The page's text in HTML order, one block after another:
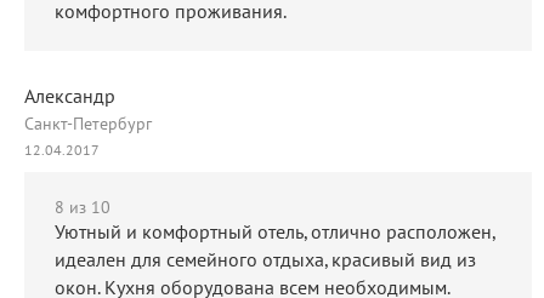
комфортного проживания.
Александр
Санкт-Петербург
12.04.2017
8 из 10
Уютный и комфортный отель, отлично расположен,
идеален для семейного отдыха, красивый вид из
окон. Кухня оборудована всем необходимым.